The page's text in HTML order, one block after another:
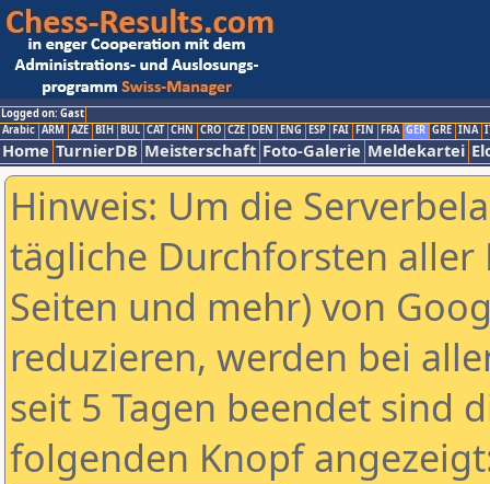
Logged on: Gast
Arabic ARM AZE BIH BUL CAT CHN CRO CZE DEN ENG ESP FAI FIN FRA GER GRE INA
Home TurnierDB Meisterschaft Foto-Galerie Meldekartei
Hinweis: Um die
tägliche Durchforsten aller
Seiten und mehr) von
reduzieren, werden bei
seit 5 Tagen beendet sind
folgenden Knopf